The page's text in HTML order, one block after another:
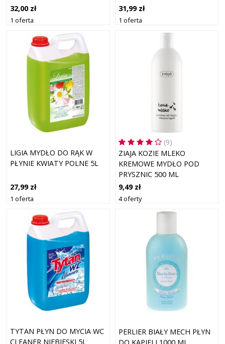
32,00 zł
1 oferta
31,99 zł
1 oferta
LIGIA MYDŁO DO RĄK W
PŁYNIE KWIATY POLNE 5L
27,99 zł
1 oferta
(9)
ZIAJA KOZIE MLEKO
KREMOWE MYDŁO POD
PRYSZNIC 500 ML
9,49 zł
4 oferty
TYTAN PŁYN DO MYCIA WC
CLEANER NIEBIESKI 5L
PERLIER BIAŁY MECH PŁYN